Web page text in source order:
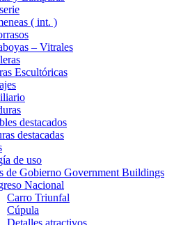
( int. )
– Vitrales
Escultóricas
destacados
destacadas
de uso
de Gobierno Government Buildings
Nacional
Carro Triunfal
Cúpula